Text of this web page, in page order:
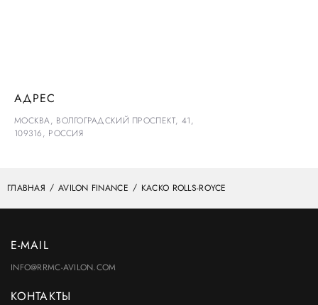
АДРЕС
МОСКВА, ВОЛГОГРАДСКИЙ ПРОСПЕКТ, 41,
109316, РОССИЯ
ГЛАВНАЯ AVILON FINANCE КАСКО ROLLS-ROYCE
E-MAIL
INFO@RRMC-AVILON.COM
КОНТАКТЫ